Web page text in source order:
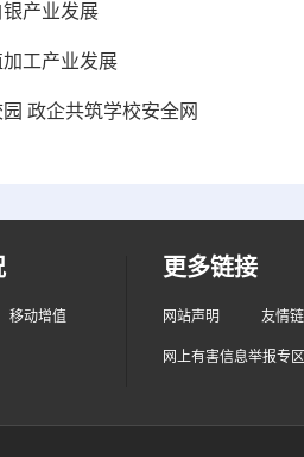
产业发展
工产业发展
政企共筑学校安全网
移动增值
更多链接
网站声明 友情
网上有害信息举报专区